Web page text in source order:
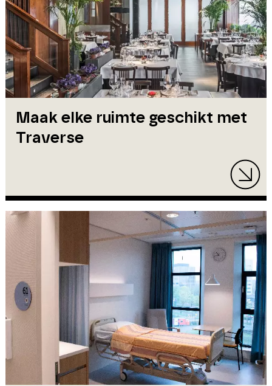
Maak elke ruimte geschikt met
Traverse